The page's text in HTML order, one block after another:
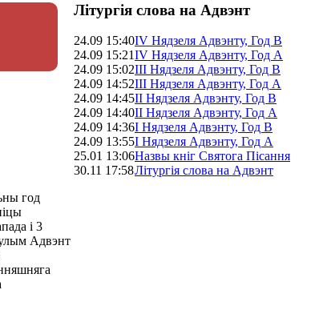
год
і 3
Адвэнт
Літургія слова на Адвэнт
24.09 15:40IV Нядзеля Адвэнту, Год B
24.09 15:21ІV Нядзеля Адвэнту, Год A
24.09 15:02ІІI Нядзеля Адвэнту, Год B
24.09 14:52ІІI Нядзеля Адвэнту, Год A
24.09 14:45II Нядзеля Адвэнту, Год B
24.09 14:40ІI Нядзеля Адвэнту, Год A
24.09 14:36І Нядзеля Адвэнту, Год В
24.09 13:55І Нядзеля Адвэнту, Год A
25.01 13:06Назвы кніг Святога Пісання
30.11 17:58Літургія слова на Адвэнт